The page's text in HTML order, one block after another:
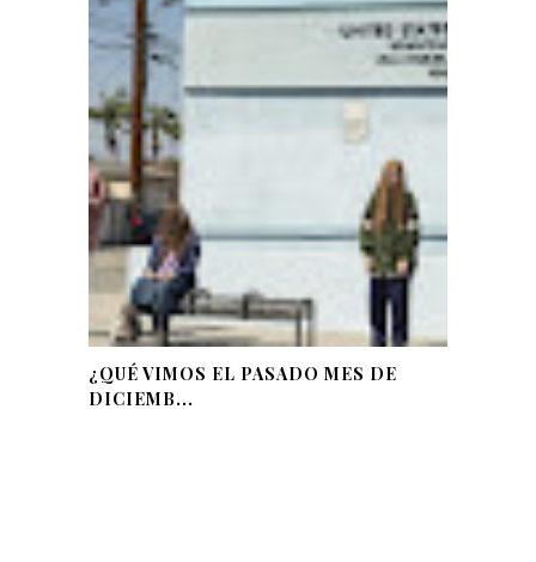
¿QUÉ VIMOS EL PASADO MES DE
DICIEMB...